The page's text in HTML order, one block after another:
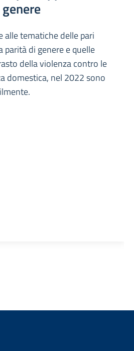
alle tematiche delle pari
parità di genere e quelle
della violenza contro le
domestica, nel 2022 sono